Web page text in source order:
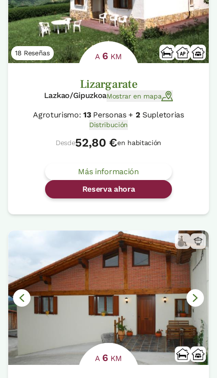
18 Reseñas A 6 KM
Lizargarate
Lazkao/GipuzkoaMostrar en mapa
Agroturismo:13Personas + 2 Supletorias
Distribución
Desde52,80 €en habitación
Más información
Reserva ahora
A 6 KM